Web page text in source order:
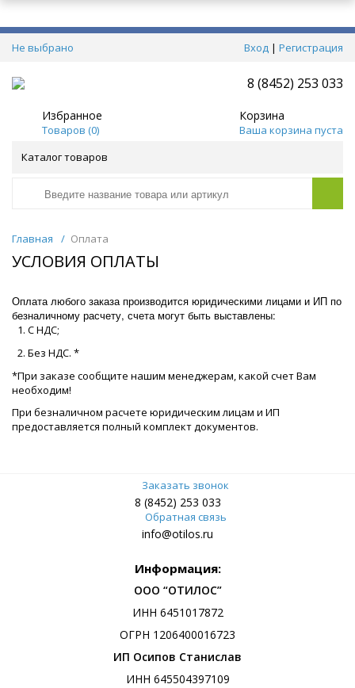
Не выбрано Вход | Регистрация
8 (8452) 253 033
Избранное
Товаров (0)
Корзина
Ваша корзина пуста
Каталог товаров
Главная / Оплата
УСЛОВИЯ ОПЛАТЫ
Оплата любого заказа производится юридическими лицами и ИП по
безналичному расчету, счета могут быть выставлены:
С НДС;
Без НДС. *
*При заказе сообщите нашим менеджерам, какой счет Вам
необходим!
При безналичном расчете юридическим лицам и ИП
предоставляется полный комплект документов.
Заказать звонок
8 (8452) 253 033
Обратная связь
info@otilos.ru
Информация:
ООО “ОТИЛОС”
ИНН 6451017872
ОГРН 1206400016723
ИП Осипов Станислав
ИНН 645504397109